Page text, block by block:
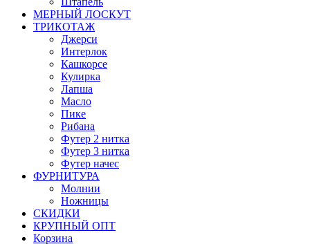
МЕРНЫЙ ЛОСКУТ
ТРИКОТАЖ
Джерси
Интерлок
Кашкорсе
Кулирка
Лапша
Масло
Пике
Рибана
Футер 2 нитка
Футер 3 нитка
Футер начес
ФУРНИТУРА
Молнии
Ножницы
СКИДКИ
КРУПНЫЙ ОПТ
Корзина